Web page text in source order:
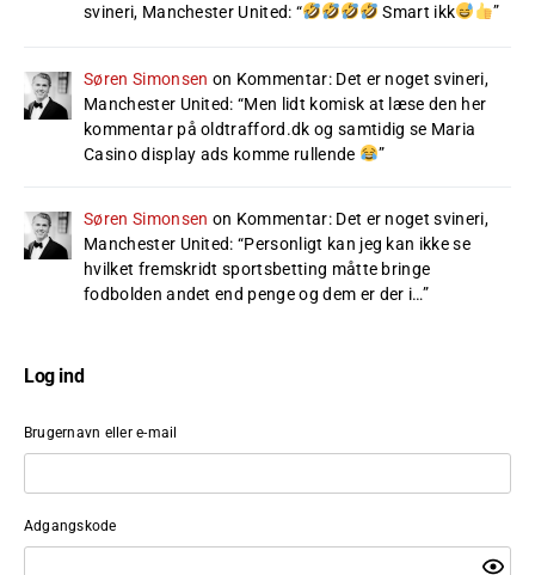
svineri, Manchester United: “ Smart ikk ”
Søren Simonsen on Kommentar: Det er noget svineri,
Manchester United: “Men lidt komisk at læse den her
kommentar på oldtrafford.dk og samtidig se Maria
Casino display ads komme rullende
”
Søren Simonsen on Kommentar: Det er noget svineri,
Manchester United: “Personligt kan jeg kan ikke se
hvilket fremskridt sportsbetting måtte bringe
fodbolden andet end penge og dem er der i…”
Log ind
Brugernavn eller e-mail
Adgangskode